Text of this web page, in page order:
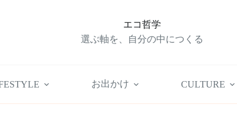
エコ哲学
選ぶ軸を、自分の中につくる
お出かけ CULTURE